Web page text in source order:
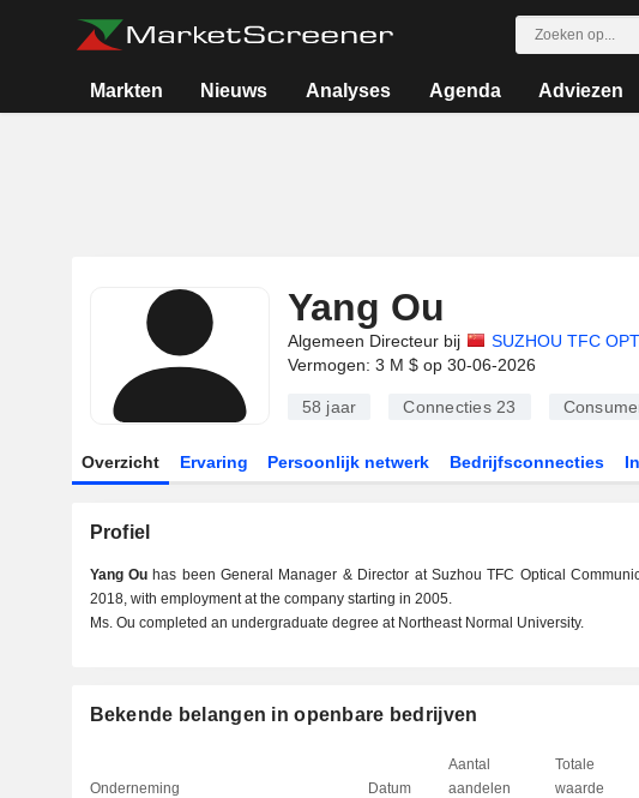
Markten Nieuws Analyses Agenda Adviezen
Yang Ou
Algemeen Directeur bij
SUZHOU TFC
Vermogen: 3 M $ op 30-06-2026
58 jaar Connecties 23
Overzicht Ervaring Persoonlijk netwerk Bedrijfsconnecties
Profiel
Yang Ouhas been General Manager & Director at Suzhou TFC Optical
2018, with employment at the company starting in 2005.
Ms. Ou completed an undergraduate degree at Northeast Normal University.
Bekende belangen in openbare bedrijven
Onderneming Datum
Aantal
aandelen
Totale
waarde